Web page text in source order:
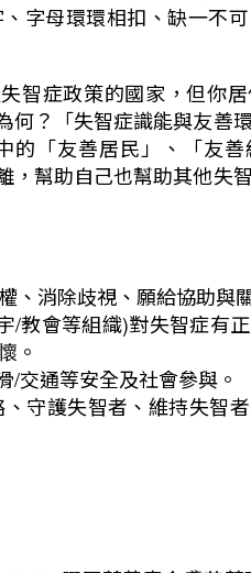
字母環環相扣、缺一不
智症政策的國家，但你
何？「失智症識能與友善
的「友善居民」、「友
幫助自己也幫助其他失
、消除歧視、願給協助與
/教會等組織)對失智症有
。
/交通等安全及社會參與。
守護失智者、維持失智